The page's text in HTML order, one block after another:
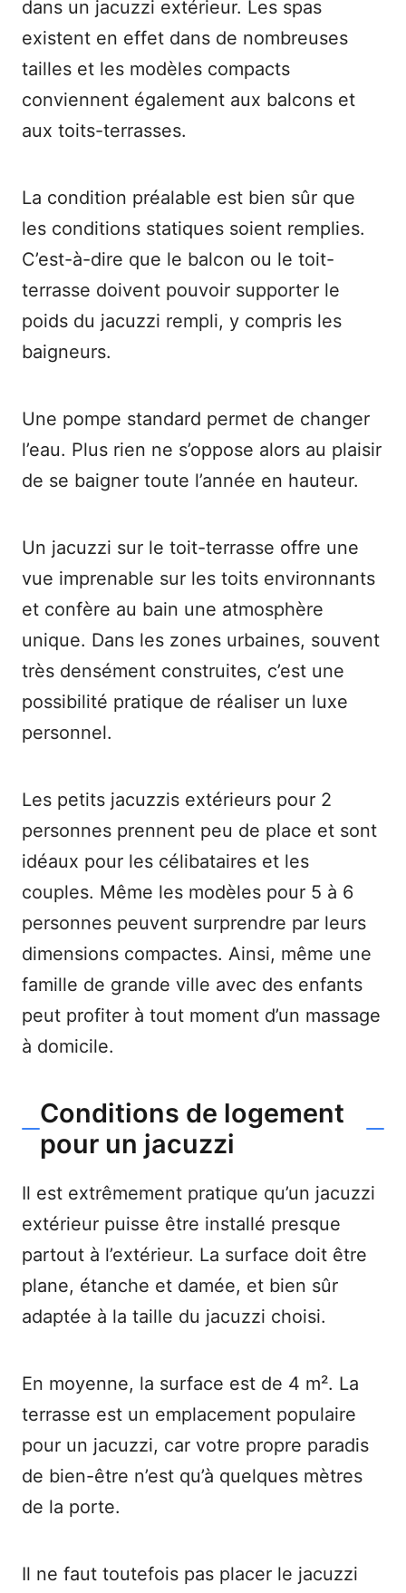
dans un jacuzzi extérieur. Les spas
existent en effet dans de nombreuses
tailles et les modèles compacts
conviennent également aux balcons et
aux toits-terrasses.
La condition préalable est bien sûr que
les conditions statiques soient remplies.
C’est-à-dire que le balcon ou le toit-
terrasse doivent pouvoir supporter le
poids du jacuzzi rempli, y compris les
baigneurs.
Une pompe standard permet de changer
l’eau. Plus rien ne s’oppose alors au plaisir
de se baigner toute l’année en hauteur.
Un jacuzzi sur le toit-terrasse offre une
vue imprenable sur les toits environnants
et confère au bain une atmosphère
unique. Dans les zones urbaines, souvent
très densément construites, c’est une
possibilité pratique de réaliser un luxe
personnel.
Les petits jacuzzis extérieurs pour 2
personnes prennent peu de place et sont
idéaux pour les célibataires et les
couples. Même les modèles pour 5 à 6
personnes peuvent surprendre par leurs
dimensions compactes. Ainsi, même une
famille de grande ville avec des enfants
peut profiter à tout moment d’un massage
à domicile.
Conditions de logement
pour un jacuzzi
Il est extrêmement pratique qu’un jacuzzi
extérieur puisse être installé presque
partout à l’extérieur. La surface doit être
plane, étanche et damée, et bien sûr
adaptée à la taille du jacuzzi choisi.
En moyenne, la surface est de 4 m². La
terrasse est un emplacement populaire
pour un jacuzzi, car votre propre paradis
de bien-être n’est qu’à quelques mètres
de la porte.
Il ne faut toutefois pas placer le jacuzzi